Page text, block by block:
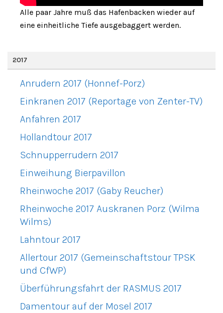
Alle paar Jahre muß das Hafenbacken wieder auf
eine einheitliche Tiefe ausgebaggert werden.
2017
Anrudern 2017 (Honnef-Porz)
Einkranen 2017 (Reportage von Zenter-TV)
Anfahren 2017
Hollandtour 2017
Schnupperrudern 2017
Einweihung Bierpavillon
Rheinwoche 2017 (Gaby Reucher)
Rheinwoche 2017 Auskranen Porz (Wilma
Wilms)
Lahntour 2017
Allertour 2017 (Gemeinschaftstour TPSK
und CfWP)
Überführungsfahrt der RASMUS 2017
Damentour auf der Mosel 2017